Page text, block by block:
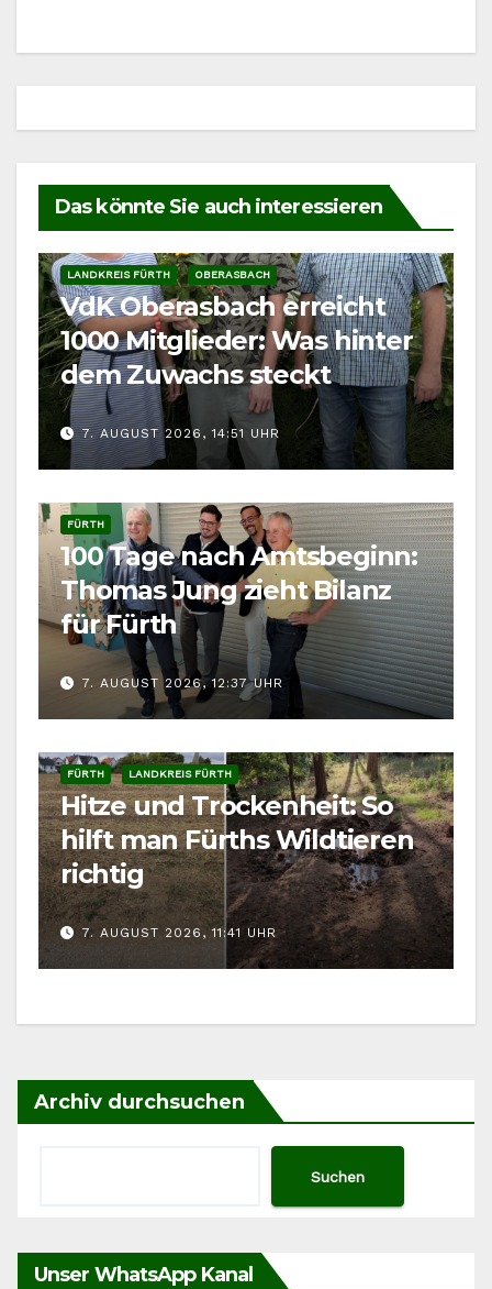
Das könnte Sie auch interessieren
LANDKREIS FÜRTH OBERASBACH
VdK Oberasbach erreicht
1000 Mitglieder: Was hinter
dem Zuwachs steckt
7. AUGUST 2026, 14:51 UHR
FÜRTH
100 Tage nach Amtsbeginn:
Thomas Jung zieht Bilanz
für Fürth
7. AUGUST 2026, 12:37 UHR
FÜRTH LANDKREIS FÜRTH
Hitze und Trockenheit: So
hilft man Fürths Wildtieren
richtig
7. AUGUST 2026, 11:41 UHR
Archiv durchsuchen
Suchen
Unser WhatsApp Kanal